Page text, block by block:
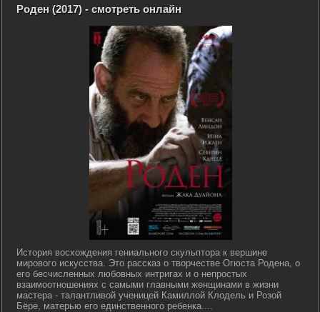
Роден (2017) - смотреть онлайн
История восхождения гениального скульптора к вершине
мирового искусства. Это рассказ о творчестве Огюста Родена, о
его бесчисленных любовных интригах и о непростых
взаимоотношениях с самыми главными женщинами в жизни
мастера - талантливой ученицей Камиллой Клодель и Розой
Бёре, матерью его единственного ребенка....